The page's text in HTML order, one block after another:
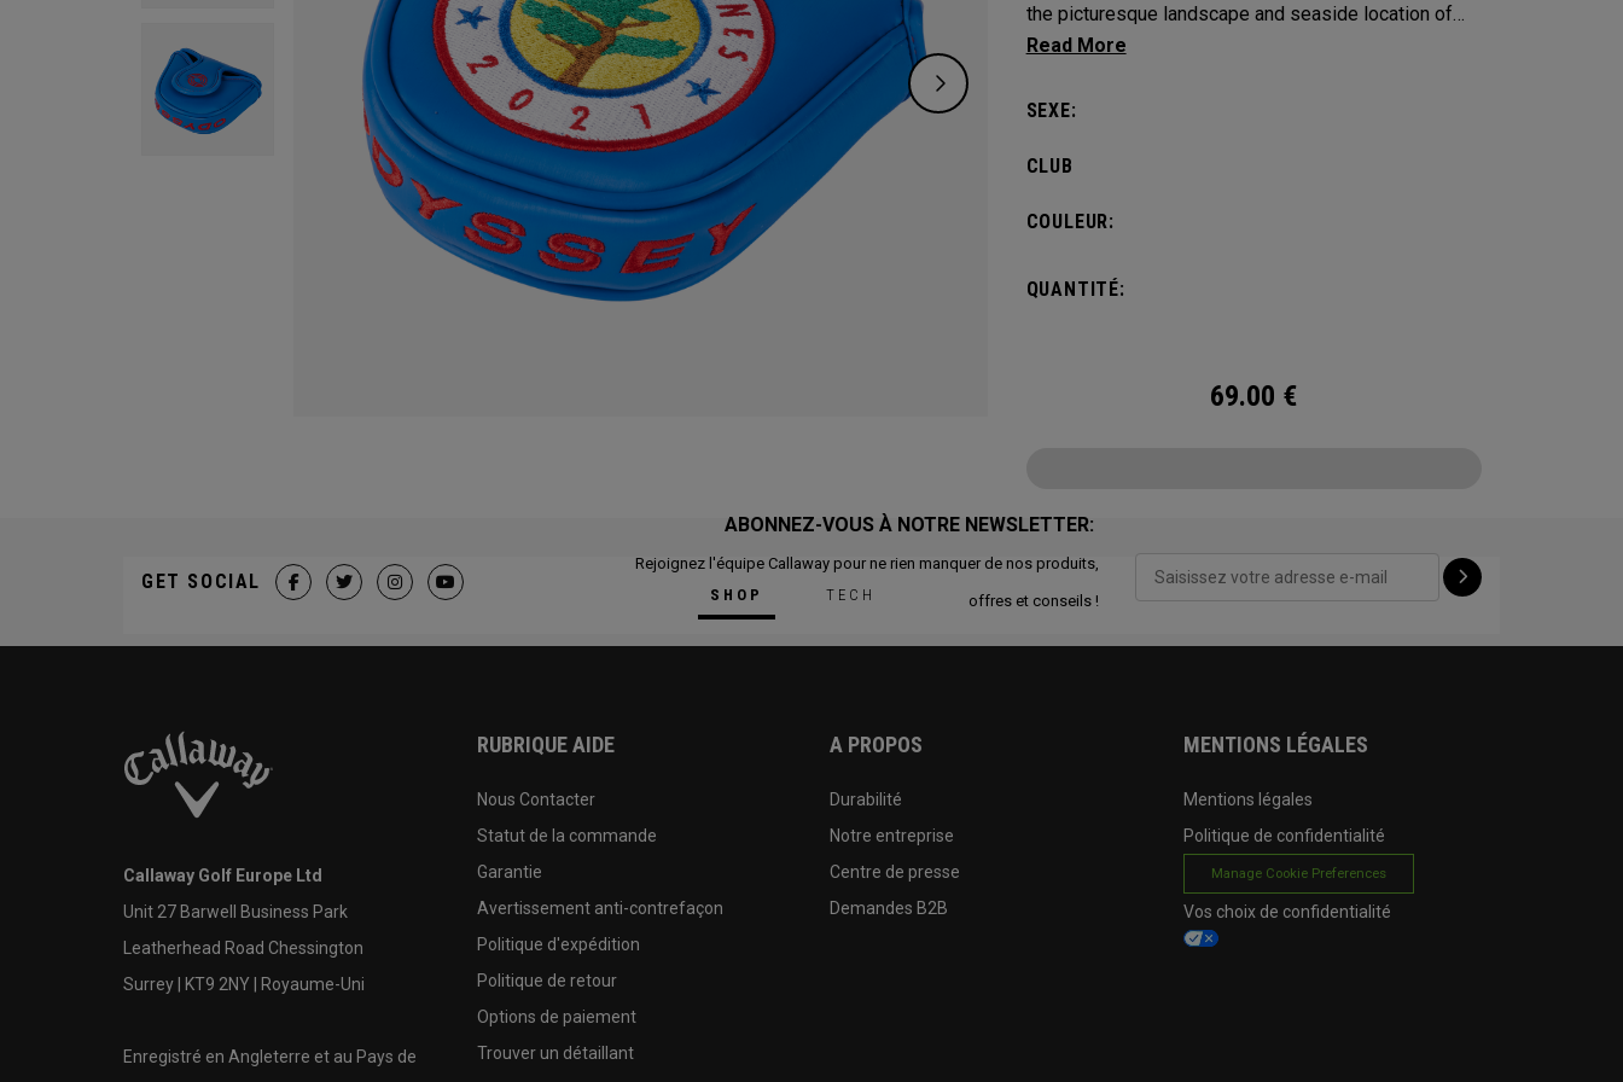
the picturesque landscape and seaside location of
Torrey Pines, along with a classic red, white and blue
SEXE:
CLUB
COULEUR:
QUANTITÉ:
69.00 €
SHOP TECH
ABONNEZ-VOUS À NOTRE NEWSLETTER:
Rejoignez l'équipe Callaway pour ne rien manquer de nos produits,
offres et conseils !
GET SOCIAL
Callaway Golf Europe Ltd
Unit 27 Barwell Business Park
Leatherhead Road Chessington
Surrey | KT9 2NY | Royaume-Uni
Enregistré en Angleterre et au Pays de
RUBRIQUE AIDE
Nous Contacter
Statut de la commande
Garantie
Avertissement anti-contrefaçon
Politique d'expédition
Politique de retour
Options de paiement
Trouver un détaillant
A PROPOS
Durabilité
Notre entreprise
Centre de presse
Demandes B2B
MENTIONS LÉGALES
Mentions légales
Politique de confidentialité
Manage Cookie Preferences
Vos choix de confidentialité